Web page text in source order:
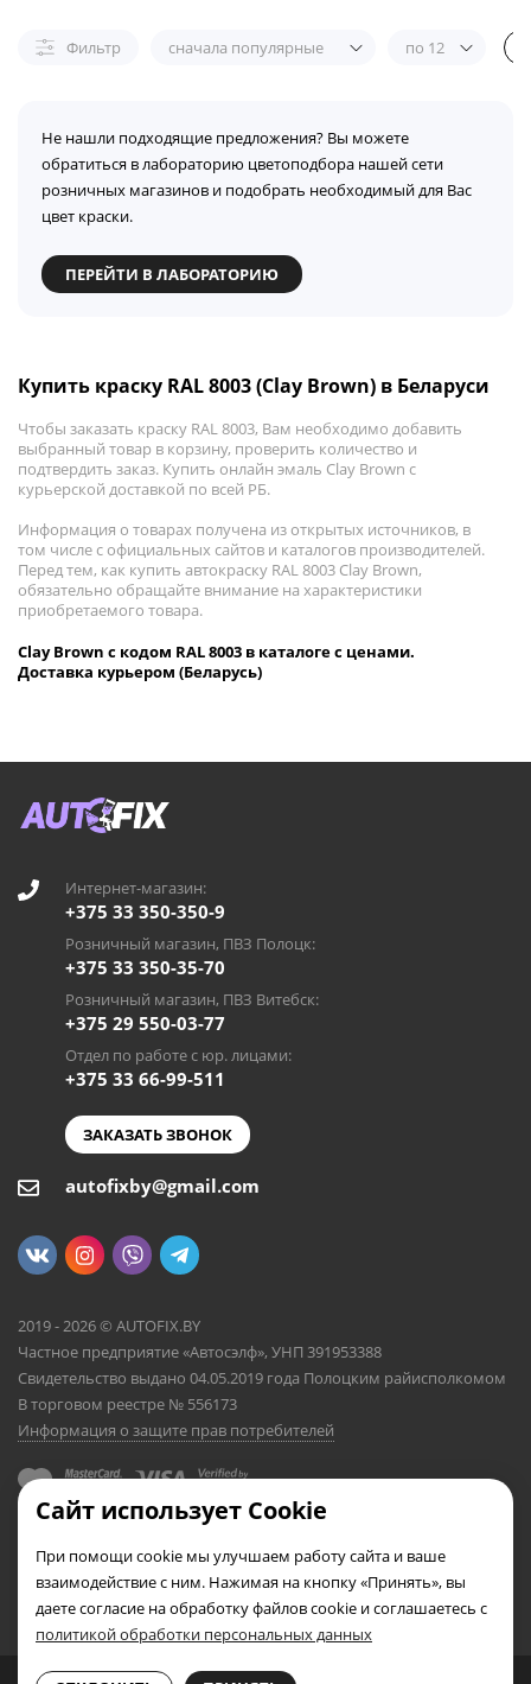
0
Фильтр сначала популярные по 12
Не нашли подходящие предложения? Вы можете
обратиться в лабораторию цветоподбора нашей сети
розничных магазинов и подобрать необходимый для Вас
цвет краски.
ПЕРЕЙТИ В ЛАБОРАТОРИЮ
Купить краску RAL 8003 (Clay Brown) в Беларуси
Чтобы заказать краску RAL 8003, Вам необходимо добавить
выбранный товар в корзину, проверить количество и
подтвердить заказ. Купить онлайн эмаль Clay Brown с
курьерской доставкой по всей РБ.
Информация о товарах получена из открытых источников, в
том числе с официальных сайтов и каталогов производителей.
Перед тем, как купить автокраску RAL 8003 Clay Brown,
обязательно обращайте внимание на характеристики
приобретаемого товара.
Clay Brown с кодом RAL 8003 в каталоге с ценами.
Доставка курьером (Беларусь)
Интернет-магазин:
+375 33 350-350-9
Розничный магазин, ПВЗ Полоцк:
+375 33 350-35-70
Розничный магазин, ПВЗ Витебск:
+375 29 550-03-77
Отдел по работе с юр. лицами:
+375 33 66-99-511
ЗАКАЗАТЬ ЗВОНОК
autofixby@gmail.com
2019 - 2026 © AUTOFIX.BY
Частное предприятие «Автосэлф», УНП 391953388
Свидетельство выдано 04.05.2019 года Полоцким райисполкомом
В торговом реестре № 556173
Информация о защите прав потребителей
Сайт использует Cookie
При помощи cookie мы улучшаем работу сайта и ваше
взаимодействие с ним. Нажимая на кнопку «Принять», вы
даете согласие на обработку файлов cookie и соглашаетесь с
политикой обработки персональных данных